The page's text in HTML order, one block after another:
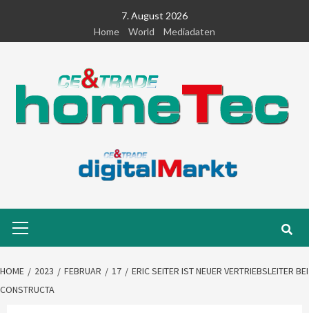
content
7. August 2026
Home
World Mediadaten
Menu
HOME 2023 FEBRUAR 17
ERIC SEITER IST NEUER VERTRIEBSLEITER BEI
CONSTRUCTA